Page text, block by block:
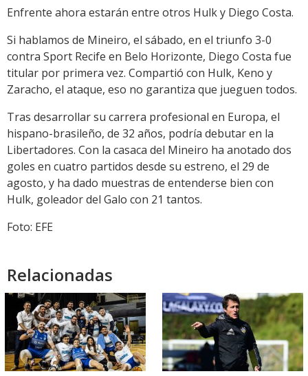
Enfrente ahora estarán entre otros Hulk y Diego Costa.
Si hablamos de Mineiro, el sábado, en el triunfo 3-0
contra Sport Recife en Belo Horizonte, Diego Costa fue
titular por primera vez. Compartió con Hulk, Keno y
Zaracho, el ataque, eso no garantiza que jueguen todos.
Tras desarrollar su carrera profesional en Europa, el
hispano-brasileño, de 32 años, podría debutar en la
Libertadores. Con la casaca del Mineiro ha anotado dos
goles en cuatro partidos desde su estreno, el 29 de
agosto, y ha dado muestras de entenderse bien con
Hulk, goleador del Galo con 21 tantos.
Foto: EFE
Relacionadas